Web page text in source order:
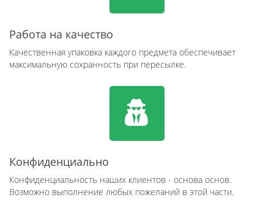
Работа на качество
Качественная упаковка каждого предмета обеспечивает
максимальную сохранность при пересылке.
Конфиденциально
Конфиденциальность наших клиентов - основа основ.
Возможно выполнение любых пожеланий в этой части.